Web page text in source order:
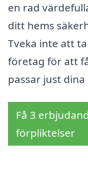
en rad
ditt hems
Tveka inte att
företag för att
passar just dina
Få 3
förpliktelser